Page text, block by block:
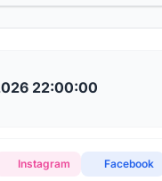
22:00:00
Instagram Facebook